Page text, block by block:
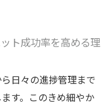
パーソナルジム
るパーソナルのサ
活用するダイエッ
ト成功率を高める理
日々の進捗管理まで
す。このきめ細やか